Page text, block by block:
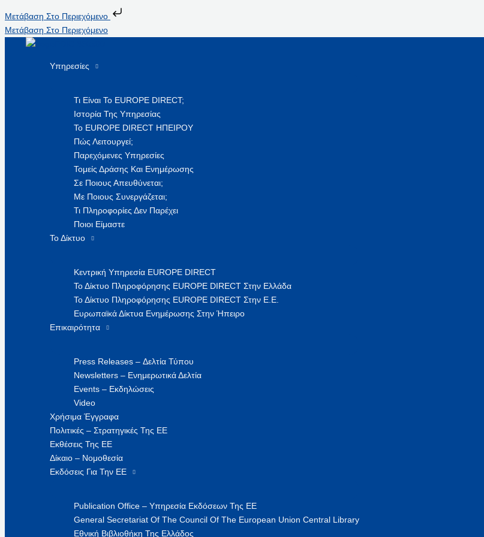
Μετάβαση Στο Περιεχόμενο
Μετάβαση Στο Περιεχόμενο
Υπηρεσίες
Τι Είναι Το EUROPE DIRECT;
Ιστορία Της Υπηρεσίας
Το EUROPE DIRECT ΗΠΕΙΡΟΥ
Πώς Λειτουργεί;
Παρεχόμενες Υπηρεσίες
Τομείς Δράσης Και Ενημέρωσης
Σε Ποιους Απευθύνεται;
Με Ποιους Συνεργάζεται;
Τι Πληροφορίες Δεν Παρέχει
Ποιοι Είμαστε
Το Δίκτυο
Κεντρική Υπηρεσία EUROPE DIRECT
Το Δίκτυο Πληροφόρησης EUROPE DIRECT Στην Ελλάδα
Το Δίκτυο Πληροφόρησης EUROPE DIRECT Στην Ε.Ε.
Ευρωπαϊκά Δίκτυα Ενημέρωσης Στην Ήπειρο
Επικαιρότητα
Press Releases – Δελτία Τύπου
Newsletters – Ενημερωτικά Δελτία
Events – Εκδηλώσεις
Video
Χρήσιμα Έγγραφα
Πολιτικές – Στρατηγικές Της ΕΕ
Εκθέσεις Της ΕΕ
Δίκαιο – Νομοθεσία
Εκδόσεις Για Την ΕΕ
Publication Office – Υπηρεσία Εκδόσεων Της ΕΕ
General Secretariat Of The Council Of The European Union Central Library
Εθνική Βιβλιοθήκη Της Ελλάδος